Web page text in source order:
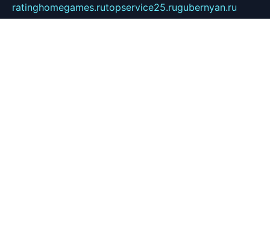
ratinghomegames.rutopservice25.rugubernyan.ru
gtglasslined.ruii4.rutssport.spb.ruandorra24.com